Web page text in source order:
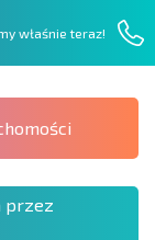
właśnie teraz!
przez